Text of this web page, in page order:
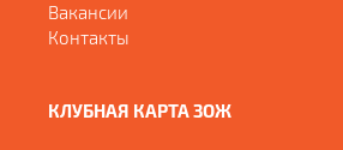
Вакансии
Контакты
КЛУБНАЯ КАРТА ЗОЖ